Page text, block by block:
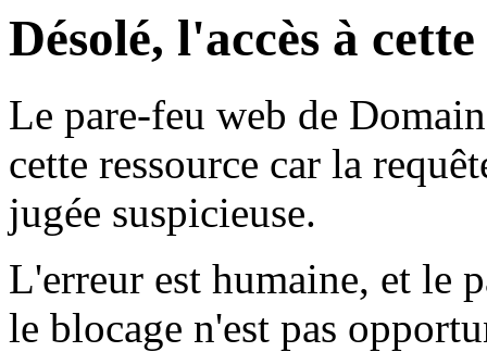
Désolé, l'accès à
Le pare-feu web de
cette ressource car la
jugée suspicieuse.
L'erreur est humaine, et le
le blocage n'est pas